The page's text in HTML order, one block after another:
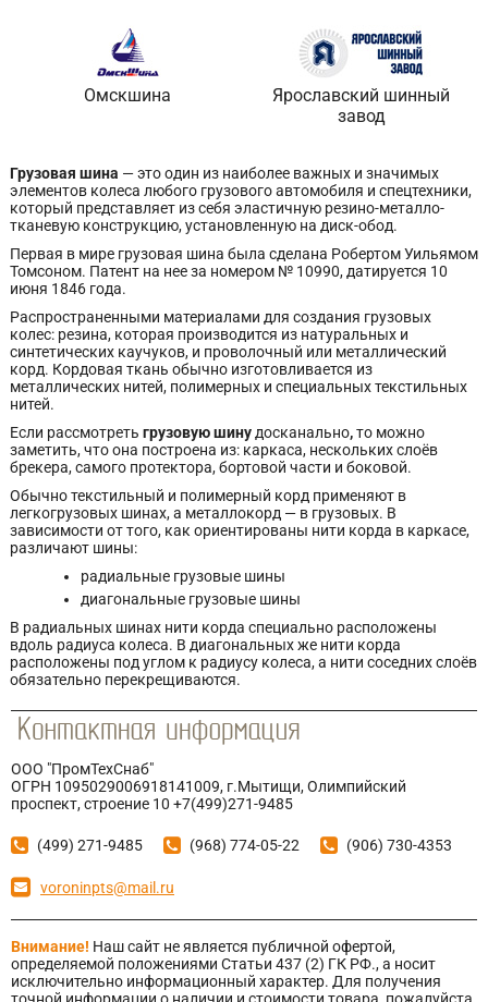
Омскшина
Ярославский шинный
завод
Грузовая шина — это один из наиболее важных и значимых
элементов колеса любого грузового автомобиля и спецтехники,
который представляет из себя эластичную резино-металло-
тканевую конструкцию, установленную на диск-обод.
Первая в мире грузовая шина была сделана Робертом Уильямом
Томсоном. Патент на нее за номером № 10990, датируется 10
июня 1846 года.
Распространенными материалами для создания грузовых
колес: резина, которая производится из натуральных и
синтетических каучуков, и проволочный или металлический
корд. Кордовая ткань обычно изготовливается из
металлических нитей, полимерных и специальных текстильных
нитей.
Если рассмотреть грузовую шину досканально,то можно
заметить, что она построена из: каркаса, нескольких слоёв
брекера, самого протектора, бортовой части и боковой.
Обычно текстильный и полимерный корд применяют в
легкогрузовых шинах, а металлокорд — в грузовых. В
зависимости от того, как ориентированы нити корда в каркасе,
различают шины:
радиальные грузовые шины
диагональные грузовые шины
В радиальных шинах нити корда специально расположены
вдоль радиуса колеса. В диагональных же нити корда
расположены под углом к радиусу колеса, а нити соседних слоёв
обязательно перекрещиваются.
ООО "ПромТехСнаб"
ОГРН 1095029006918141009, г.Мытищи, Олимпийский
проспект, строение 10 +7(499)271-9485
(499) 271-9485 (968) 774-05-22 (906) 730-4353
voroninpts@mail.ru
Внимание! Наш сайт не является публичной офертой,
определяемой положениями Статьи 437 (2) ГК РФ., а носит
исключительно информационный характер. Для получения